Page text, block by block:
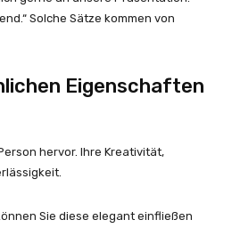
Solche Sätze kommen von
Eigenschaften
hervor. Ihre Kreativität,
Sie diese elegant einfließen